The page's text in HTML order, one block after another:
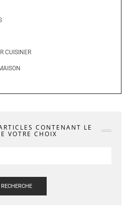
CUISINER
CONTENANT LE
VOTRE CHOIX
RECHERCHE